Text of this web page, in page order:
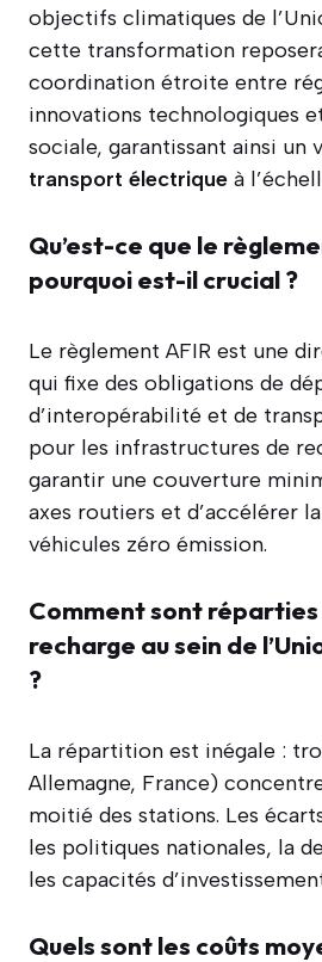
objectifs climatiques de
cette transformation
coordination étroite entre
innovations technologiques
sociale, garantissant ainsi un
transport électrique à
Qu’est-ce que le
pourquoi est-il crucial ?
Le règlement AFIR est une
qui fixe des obligations de
d’interopérabilité et de
pour les infrastructures de
garantir une couverture
axes routiers et d’accélérer
véhicules zéro émission.
Comment sont réparties
recharge au sein de
?
La répartition est inégale :
Allemagne, France)
moitié des stations. Les
les politiques nationales, la
les capacités
Quels sont les coûts